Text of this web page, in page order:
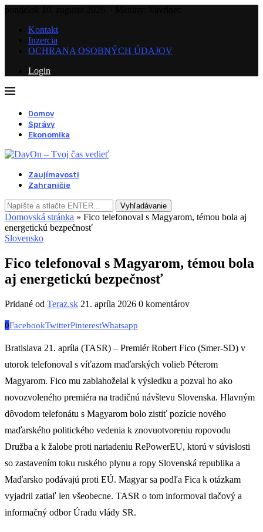
Kontakt
Inzercia
OCHRANA OSOBNÝCH ÚDAJOV
Login
Domov
Správy
Ekonomika
Zaujímavosti
Zahraničie
Vyhľadávanie
Domovská stránka » Fico telefonoval s Magyarom, témou bola aj
energetickú bezpečnosť
Slovensko
Fico telefonoval s Magyarom, témou bola
aj energetickú bezpečnosť
Pridané od Teraz.sk 21. apríla 2026 0 komentárov
0FacebookTwitterPinterestWhatsapp
Bratislava 21. apríla (TASR) – Premiér Robert Fico (Smer-SD) v
utorok telefonoval s víťazom maďarských volieb Péterom
Magyarom. Fico mu zablahoželal k výsledku a pozval ho ako
novozvoleného premiéra na tradičnú návštevu Slovenska. Hlavným
dôvodom telefonátu s Magyarom bolo zistiť pozície nového
maďarského politického vedenia k znovuotvoreniu ropovodu
Družba a k žalobe proti nariadeniu RePowerEU, ktorú v súvislosti
so zastavením toku ruského plynu a ropy Slovenská republika a
Maďarsko podávajú proti EÚ. Magyar sa podľa Fica k otázkam
vyjadril zatiaľ len všeobecne. TASR o tom informoval tlačový a
informačný odbor Úradu vlády SR.